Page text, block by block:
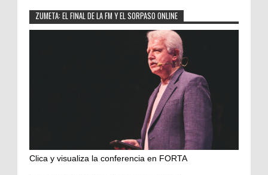
ZUMETA: EL FINAL DE LA FM Y EL SORPASO ONLINE
Clica y visualiza la conferencia en FORTA